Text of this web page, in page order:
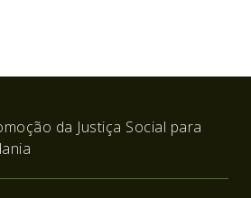
da Justiça Social para